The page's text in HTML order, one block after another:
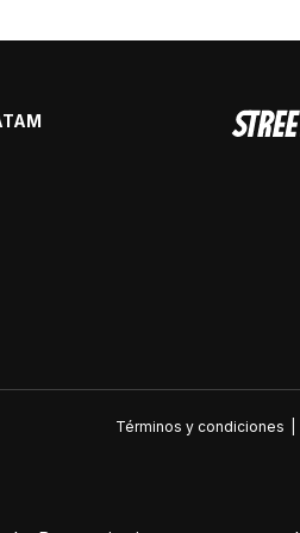
Términos y condiciones